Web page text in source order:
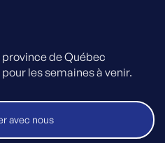
de Québec
les semaines à venir.
avec nous